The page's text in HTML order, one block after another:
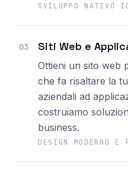
SVILUPPO NATIVO
03 Siti Web e
Ottieni un sito web
che fa risaltare la
aziendali ad
costruiamo
business.
DESIGN MODERNO E